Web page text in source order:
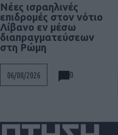
Νέες ισραηλινές
επιδρομές στον νότιο
Λίβανο εν μέσω
διαπραγματεύσεων
στη Ρώμη
06/08/2026 0